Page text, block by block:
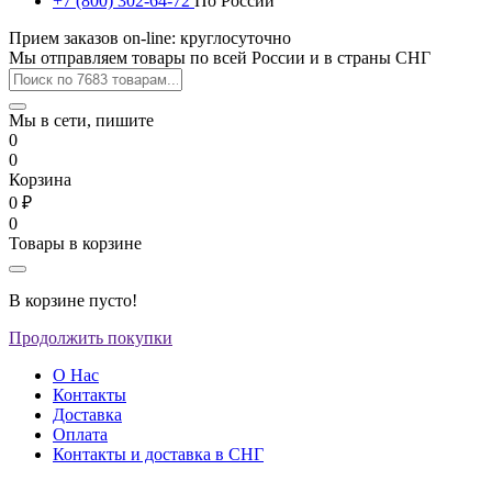
Прием заказов on-line: круглосуточно
Мы отправляем товары по всей России и в страны СНГ
Мы в сети, пишите
0
0
Корзина
0 ₽
0
Товары в корзине
В корзине пусто!
Продолжить покупки
О Нас
Контакты
Доставка
Оплата
Контакты и доставка в СНГ